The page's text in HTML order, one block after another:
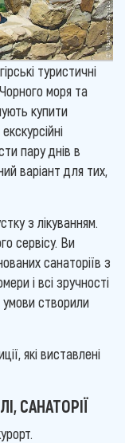
туристичні
моря та
купити
пару днів в
варіант для тих,
з лікуванням.
сервісу. Ви
санаторіїв з
і всі зручності
створили
які виставлені
САНАТОРІЇ